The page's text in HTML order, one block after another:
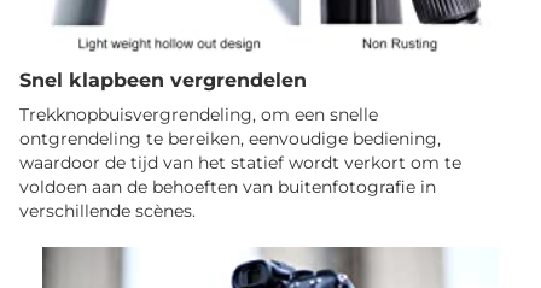
Snel klapbeen vergrendelen
Trekknopbuisvergrendeling, om een ​​snelle
ontgrendeling te bereiken, eenvoudige bediening,
waardoor de tijd van het statief wordt verkort om te
voldoen aan de behoeften van buitenfotografie in
verschillende scènes.